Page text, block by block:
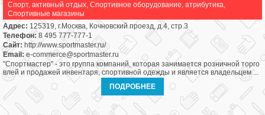
Спорт, активный отдых, Спортивное оборудование, атрибутика,
Спортивные магазины
Адрес: 125319, г.Москва, Кочновский проезд, д.4, стр.3
Телефон:8 495 777-777-1
Сайт: http://www.sportmaster.ru/
Email: e-commerce@sportmaster.ru
"Спортмастер" - это группа компаний, которая занимается розничной торго
влей и продажей инвентаря, спортивной одежды и является владельцем ...
ПОДРОБНЕЕ